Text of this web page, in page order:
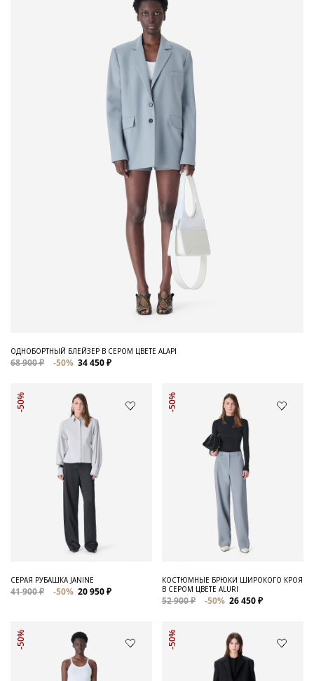
ОДНОБОРТНЫЙ БЛЕЙЗЕР В СЕРОМ ЦВЕТЕ ALAPI
68 900 ₽ -50% 34 450 ₽
-50%
СЕРАЯ РУБАШКА JANINE
41 900 ₽ -50% 20 950 ₽
-50%
КОСТЮМНЫЕ БРЮКИ ШИРОКОГО КРОЯ
В СЕРОМ ЦВЕТЕ ALURI
52 900 ₽ -50% 26 450 ₽
-50% -50%